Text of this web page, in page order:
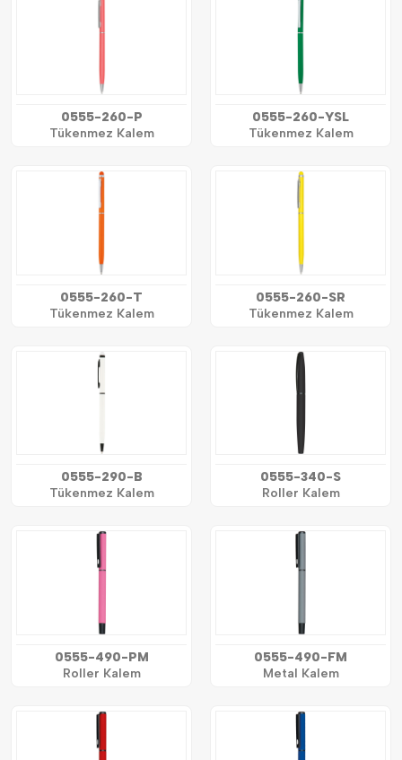
0555-260-P
Tükenmez Kalem
0555-260-YSL
Tükenmez Kalem
0555-260-T
Tükenmez Kalem
0555-260-SR
Tükenmez Kalem
0555-290-B
Tükenmez Kalem
0555-340-S
Roller Kalem
0555-490-PM
Roller Kalem
0555-490-FM
Metal Kalem